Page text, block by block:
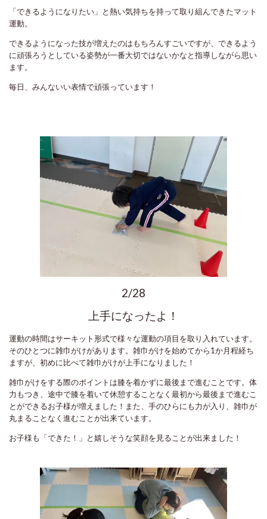
「できるようになりたい」と熱い気持ちを持って取り組んできたマット
運動。
できるようになった技が増えたのはもちろんすごいですが、できるよう
に頑張ろうとしている姿勢が一番大切ではないかなと指導しながら思い
ます。
毎日、みんないい表情で頑張っています！
2/28
上手になったよ！
運動の時間はサーキット形式で様々な運動の項目を取り入れています。
そのひとつに雑巾がけがあります。雑巾がけを始めてから1か月程経ち
ますが、初めに比べて雑巾がけが上手になりました！
雑巾がけをする際のポイントは膝を着かずに最後まで進むことです。体
力もつき、途中で膝を着いて休憩することなく最初から最後まで進むこ
とができるお子様が増えました！また、手のひらにも力が入り、雑巾が
丸まることなく進むことが出来ています。
お子様も「できた！」と嬉しそうな笑顔を見ることが出来ました！